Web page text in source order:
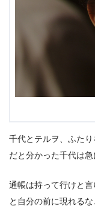
千代とテルヲ、ふたり
だと分かった千代は急
通帳は持って行けと
と自分の前に現れる